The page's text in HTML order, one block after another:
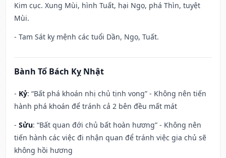
Kim cục. Xung Mùi, hình Tuất, hại Ngọ, phá Thìn, tuyệt
Mùi.
- Tam Sát kỵ mệnh các tuổi Dần, Ngọ, Tuất.
Bành Tổ Bách Kỵ Nhật
- Kỷ: “Bất phá khoán nhị chủ tịnh vong” - Không nên tiến
hành phá khoán để tránh cả 2 bên đều mất mát
- Sửu: “Bất quan đới chủ bất hoàn hương” - Không nên
tiến hành các việc đi nhận quan để tránh việc gia chủ sẽ
không hồi hương